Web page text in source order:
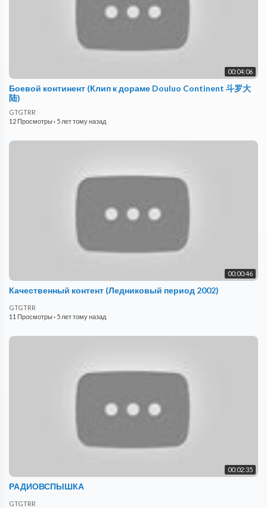
00:04:06
Боевой континент (Клип к дораме Douluo Continent 斗罗大
陆)
GTGTRR
12 Просмотры· 5 лет тому назад
00:00:46
Качественный контент (Ледниковый период 2002)
GTGTRR
11 Просмотры· 5 лет тому назад
00:02:35
РАДИОВСПЫШКА
GTGTRR